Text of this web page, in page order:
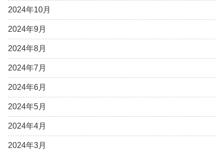
2024年10月
2024年9月
2024年8月
2024年7月
2024年6月
2024年5月
2024年4月
2024年3月